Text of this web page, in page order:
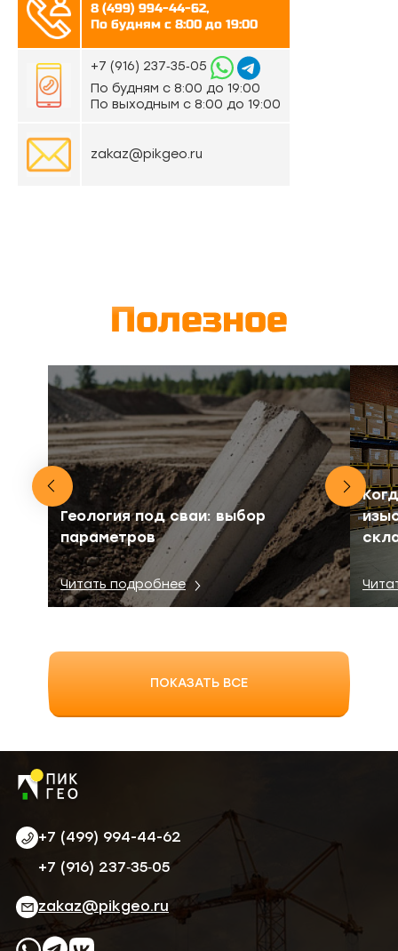
8 (499) 994-44-62,
По будням с 8:00 до 19:00
‪+7 (916) 237‑35‑05‬
По будням с 8:00 до 19:00
По выходным с 8:00 до 19:00
zakaz@pikgeo.ru
Полезное
Геология под сваи: выбор
параметров
Читать подробнее
ПОКАЗАТЬ ВСЕ
+7 (499) 994-44-62
‪+7 (916) 237‑35‑05‬
zakaz@pikgeo.ru